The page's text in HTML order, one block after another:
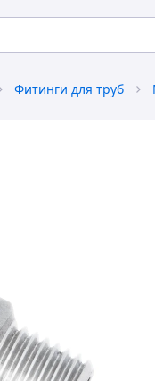
Фитинги для труб